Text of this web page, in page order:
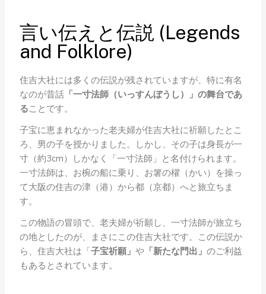
言い伝えと伝説 (Legends
and Folklore)
住吉大社には多くの伝説が残されていますが、特に有名
なのが昔話 「一寸法師（いっすんぼうし）」の舞台であ
ることです。
子宝に恵まれなかった老夫婦が住吉大社に祈願したとこ
ろ、男の子を授かりました。しかし、その子は身長が一
寸（約3cm）しかなく「一寸法師」と名付けられます。
一寸法師は、お椀の船に乗り、お箸の櫂（かい）を操っ
て大阪の住吉の津（港）から都（京都）へと旅立ちま
す。
この物語の冒頭で、老夫婦が祈願し、一寸法師が旅立ち
の地としたのが、まさにこの住吉大社です。この伝説か
ら、住吉大社は「子宝祈願」 や 「新たな門出」 のご利益
もあるとされています。